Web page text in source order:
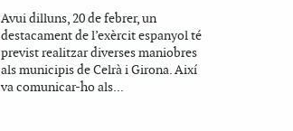
Avui dilluns, 20 de febrer, un
destacament de l’exèrcit espanyol té
previst realitzar diverses maniobres
als municipis de Celrà i Girona. Així
va comunicar-ho als...